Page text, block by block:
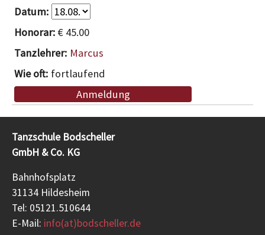
€ 45.00
Marcus
fortlaufend
Anmeldung
Tanzschule Bodscheller
GmbH & Co. KG
Bahnhofsplatz
31134 Hildesheim
Tel: 05121.510644
E-Mail: info(at)bodscheller.de